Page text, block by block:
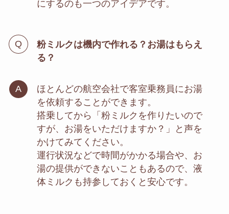
にするのも一つのアイデアです。
粉ミルクは機内で作れる？お湯はもらえ
る？
ほとんどの航空会社で客室乗務員にお湯
を依頼することができます。
搭乗してから「粉ミルクを作りたいので
すが、お湯をいただけますか？」と声を
かけてみてください。
運行状況などで時間がかかる場合や、お
湯の提供ができないこともあるので、液
体ミルクも持参しておくと安心です。